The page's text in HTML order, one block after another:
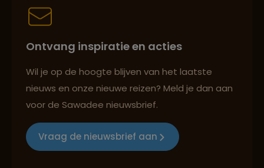
Persoonlijk en deskundig reisadvies
Reizen met oog voor mens, cultuur en milieu
Ontvang inspiratie en acties
Wil je op de hoogte blijven van het laatste
nieuws en onze nieuwe reizen? Meld je dan aan
voor de Sawadee nieuwsbrief.
Vraag de nieuwsbrief aan